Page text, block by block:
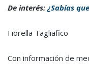
De interés:¿Sabías
Fiorella Tagliafico
Con información de